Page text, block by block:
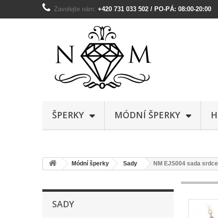
Zavolejte nám: +420 731 033 502 / PO-PÁ: 08:00-20:00
ŠPERKY MÓDNÍ ŠPERKY
Módní šperky Sady NM EJS004 sada
SADY